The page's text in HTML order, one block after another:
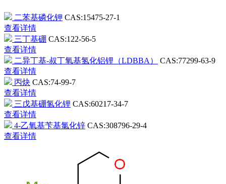
二苯基磷化钾 CAS:15475-27-1
查看详情
三丁基硼 CAS:122-56-5
查看详情
二异丁基-叔丁氧基氢化铝锂（LDBBA）
CAS:77299-63-9
查看详情
丙炔 CAS:74-99-7
查看详情
三戊基硼氢化锂 CAS:60217-34-7
查看详情
4-乙氧基苄基氯化锌 CAS:308796-29-4
查看详情